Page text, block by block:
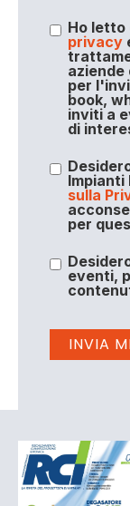
Ho letto
privacy
aziende
per
book,
inviti a
di
Impianti
sulla
per
eventi,